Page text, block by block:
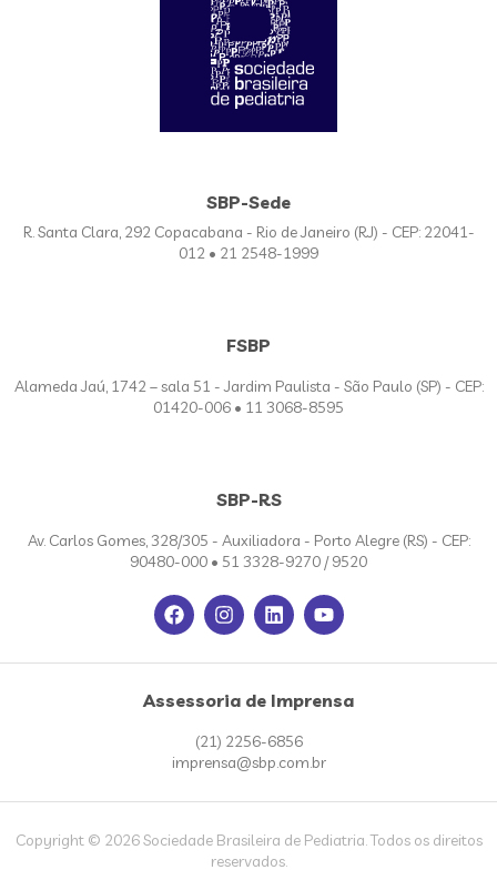
SBP-Sede
R. Santa Clara, 292 Copacabana - Rio de Janeiro (RJ) - CEP: 22041-
012 • 21 2548-1999
FSBP
Alameda Jaú, 1742 – sala 51 - Jardim Paulista - São Paulo (SP) - CEP:
01420-006 • 11 3068-8595
SBP-RS
Av. Carlos Gomes, 328/305 - Auxiliadora - Porto Alegre (RS) - CEP:
90480-000 • 51 3328-9270 / 9520
Assessoria de Imprensa
(21) 2256-6856
imprensa@sbp.com.br
Copyright © 2026 Sociedade Brasileira de Pediatria. Todos os direitos
reservados.